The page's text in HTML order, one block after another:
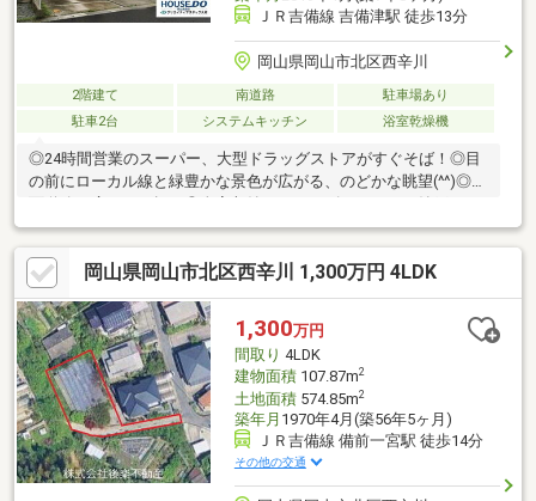
ＪＲ吉備線 吉備津駅 徒歩13分
岡山県岡山市北区西辛川
2階建て 南道路
駐車場あり
駐車2台
システムキッチン 浴室乾燥機
◎24時間営業のスーパー、大型ドラッグストアがすぐそば！◎目
の前にローカル線と緑豊かな景色が広がる、のどかな眺望(^^)◎前
収納充実のお家♪◎陽当たりの良いワイドバルコニー
岡山県岡山市北区西辛川 1,300万円 4LDK
1,300万円
間取り 4LDK
建物面積107.87m2
土地面積574.85m2
築年月 1970年4月(築56年5ヶ月)
ＪＲ吉備線 備前一宮駅 徒歩14分
その他の交通